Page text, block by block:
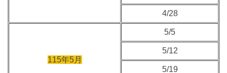
4/28
115年5月
5/5
5/12
5/19